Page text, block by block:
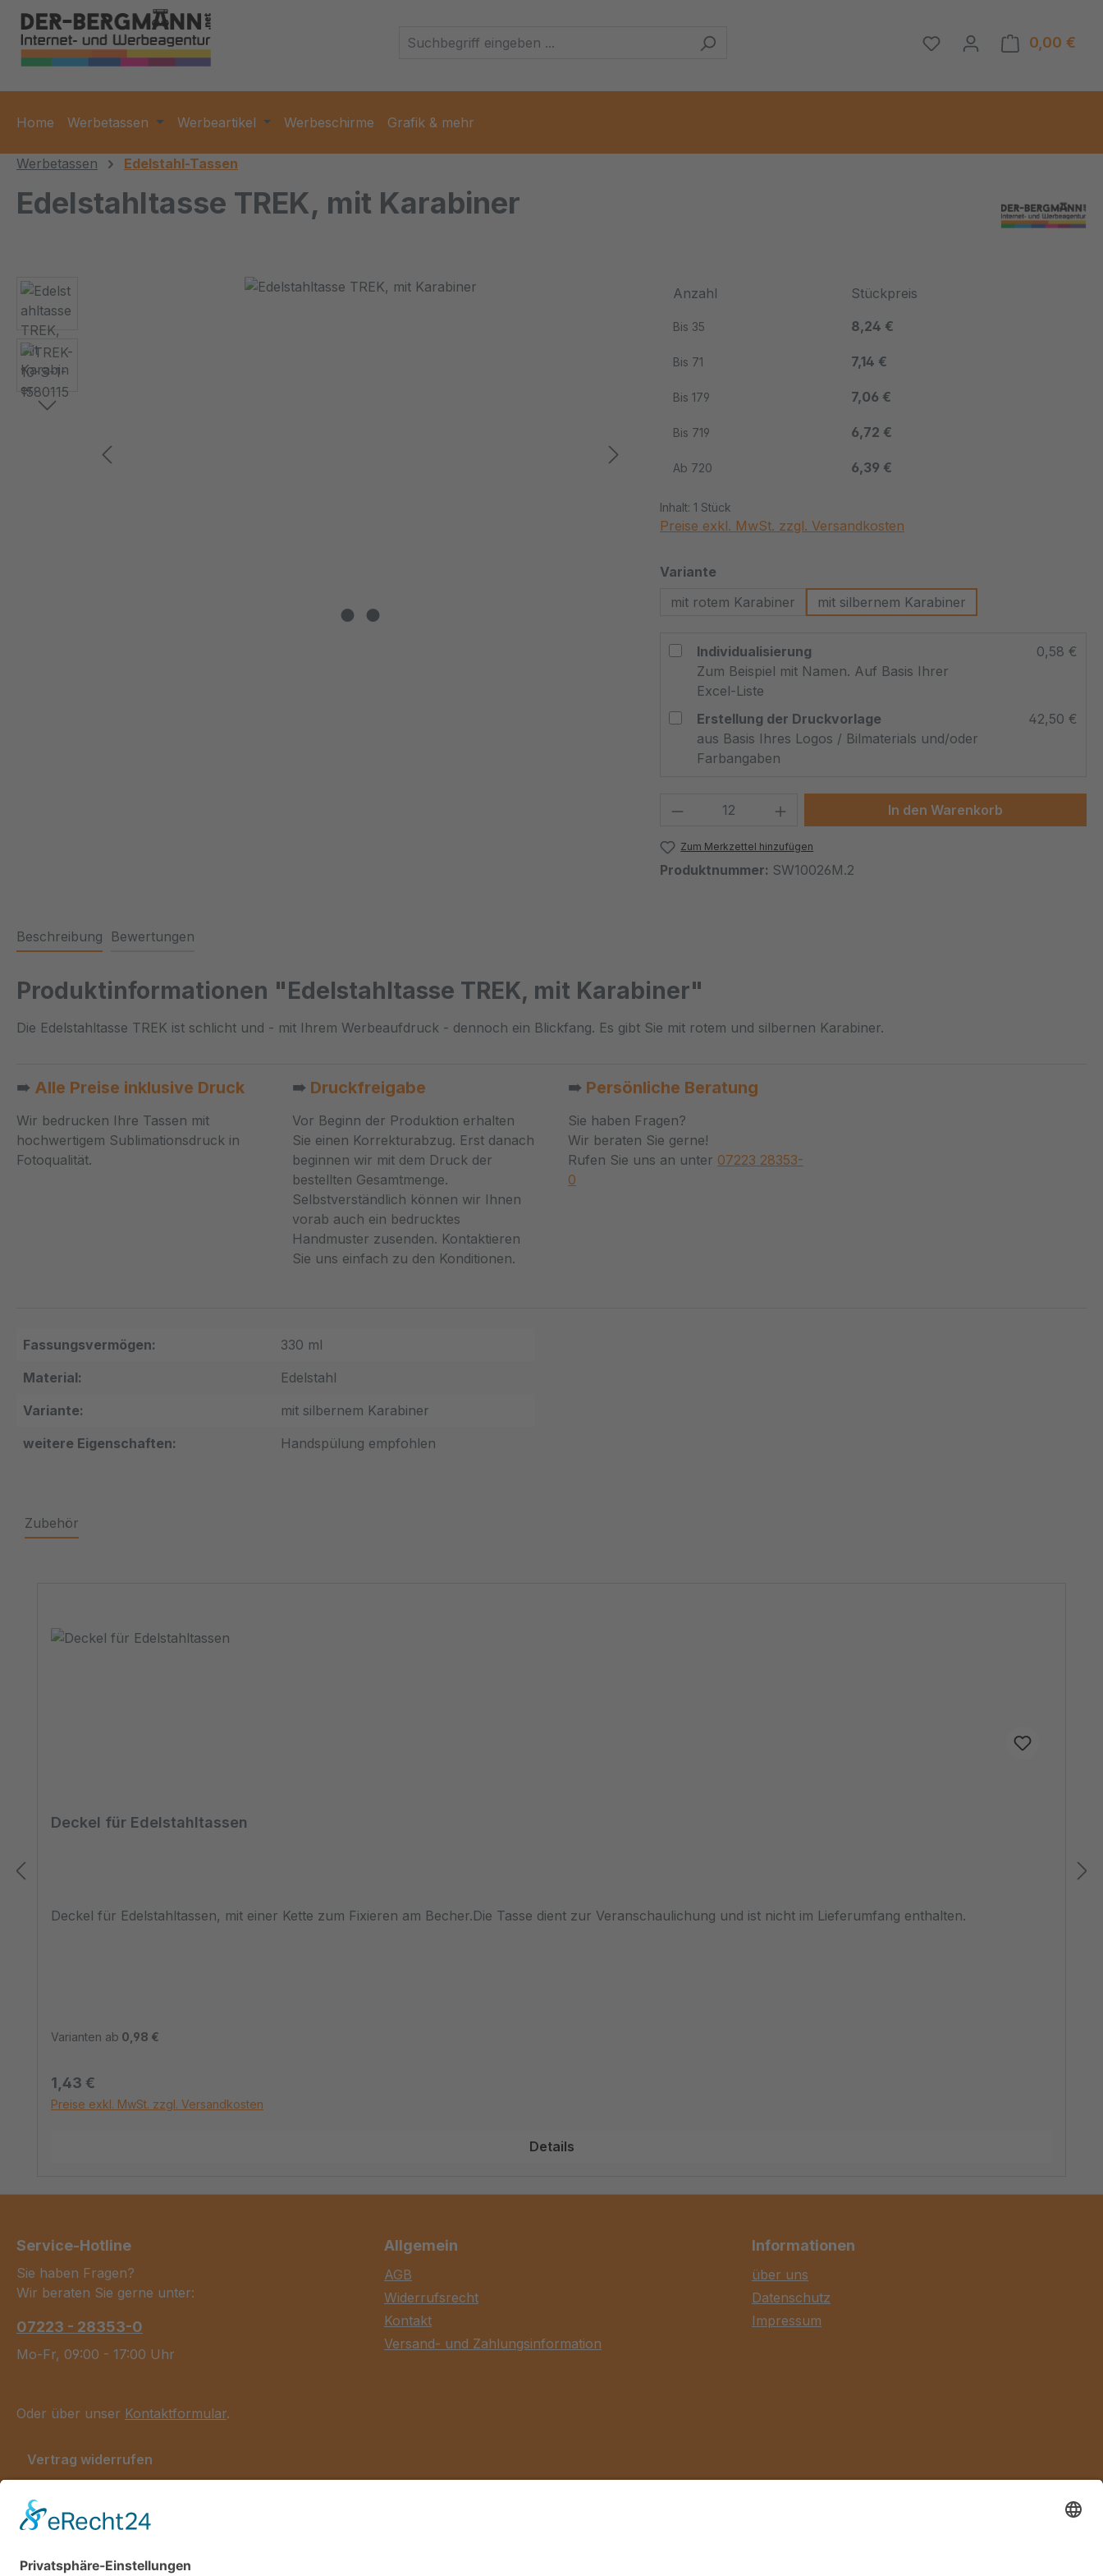
Hauptinhalt springen
Zur Suche springen
Zur Hauptnavigation springen
0,00 €
Home Werbetassen Werbeartikel Werbeschirme Grafik & mehr
Werbetassen Edelstahl-Tassen
Edelstahltasse TREK, mit Karabiner
Bildergalerie überspringen Anzahl Stückpreis
Bis 35 8,24 €
Bis 71 7,14 €
Bis 179 7,06 €
Bis 719 6,72 €
Ab 720 6,39 €
Inhalt: 1 Stück
Preise exkl. MwSt. zzgl. Versandkosten
Variante
mit rotem Karabiner
mit silbernem Karabiner
Individualisierung
Zum Beispiel mit Namen. Auf Basis Ihrer
Excel-Liste
0,58 €
Erstellung der Druckvorlage
aus Basis Ihres Logos / Bilmaterials und/oder
Farbangaben
42,50 €
Produkt Anzahl: Gib den gewünschten Wert
In den Warenkorb
Zum Merkzettel hinzufügen
Produktnummer: SW10026M.2
Beschreibung Bewertungen
Produktinformationen "Edelstahltasse TREK, mit Karabiner"
Die Edelstahltasse TREK ist schlicht und - mit Ihrem Werbeaufdruck - dennoch ein Blickfang. Es gibt Sie mit rotem und silbernen Karabiner.
➠ Alle Preise inklusive Druck
Wir bedrucken Ihre Tassen mit
hochwertigem Sublimationsdruck in
Fotoqualität.
➠ Druckfreigabe
Vor Beginn der Produktion erhalten
Sie einen Korrekturabzug. Erst danach
beginnen wir mit dem Druck der
bestellten Gesamtmenge.
Selbstverständlich können wir Ihnen
vorab auch ein bedrucktes
Handmuster zusenden. Kontaktieren
Sie uns einfach zu den Konditionen.
➠ Persönliche Beratung
Sie haben Fragen?
Wir beraten Sie gerne!
Rufen Sie uns an unter 07223 28353-
0
Fassungsvermögen:
330 ml
Material:
Edelstahl
Variante:
mit silbernem Karabiner
weitere Eigenschaften:
Handspülung empfohlen
Zubehör
Deckel für Edelstahltassen
Deckel für Edelstahltassen, mit einer Kette zum Fixieren am Becher.Die Tasse dient zur Veranschaulichung und ist nicht im Lieferumfang enthalten.
Varianten ab 0,98 €
Regulärer Preis:
1,43 €
Preise exkl. MwSt. zzgl. Versandkosten
Details
Service-Hotline
Sie haben Fragen?
Wir beraten Sie gerne unter:
07223 - 28353-0
Mo-Fr, 09:00 - 17:00 Uhr
Oder über unser Kontaktformular.
Vertrag widerrufen
Allgemein
AGB
Widerrufsrecht
Kontakt
Versand- und Zahlungsinformation
Informationen
über uns
Datenschutz
Impressum